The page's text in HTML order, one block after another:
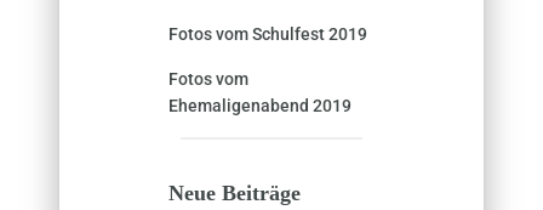
Fotos vom Schulfest 2019
Fotos vom
Ehemaligenabend 2019
Neue Beiträge